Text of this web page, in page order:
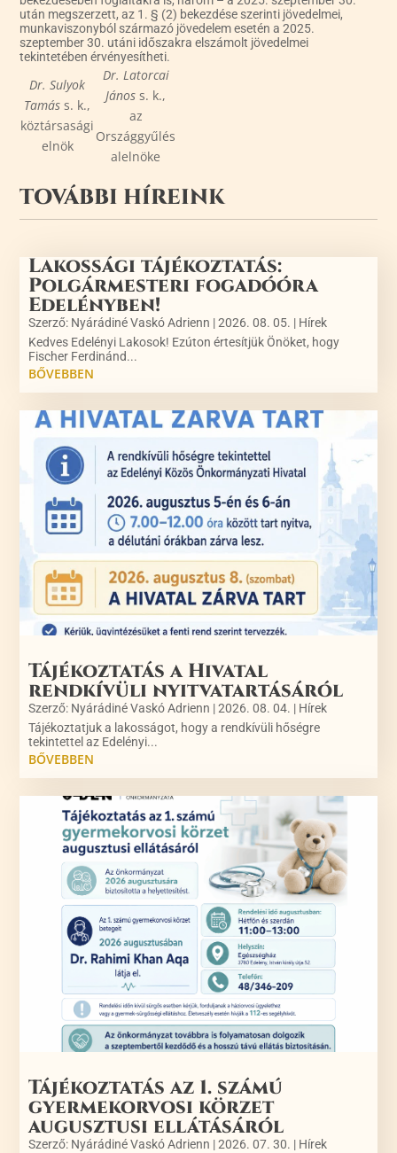
után megszerzett, az 1. § (2) bekezdése szerinti jövedelmei,
munkaviszonyból származó jövedelem esetén a 2025.
szeptember 30. utáni időszakra elszámolt jövedelmei
tekintetében érvényesítheti.
Dr. Sulyok
Tamás s. k.,
köztársasági
elnök
Dr. Latorcai
János s. k.,
az
Országgyűlés
alelnöke
TOVÁBBI HÍREINK
Lakossági tájékoztatás:
Polgármesteri fogadóóra
Edelényben!
Szerző: Nyárádiné Vaskó Adrienn |2026. 08. 05. | Hírek
Kedves Edelényi Lakosok! Ezúton értesítjük Önöket, hogy
Fischer Ferdinánd...
BŐVEBBEN
Tájékoztatás a Hivatal
rendkívüli nyitvatartásáról
Szerző: Nyárádiné Vaskó Adrienn |2026. 08. 04. | Hírek
Tájékoztatjuk a lakosságot, hogy a rendkívüli hőségre
tekintettel az Edelényi...
BŐVEBBEN
Tájékoztatás az 1. számú
gyermekorvosi körzet
augusztusi ellátásáról
Szerző: Nyárádiné Vaskó Adrienn |2026. 07. 30. | Hírek